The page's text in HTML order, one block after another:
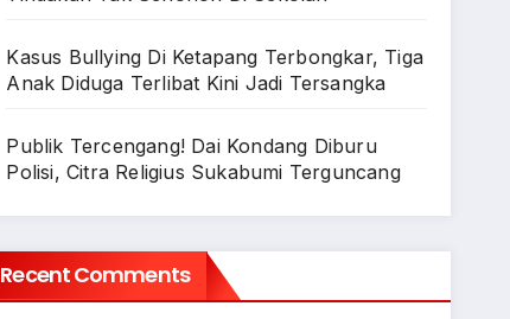
Kasus Bullying Di Ketapang Terbongkar, Tiga
Anak Diduga Terlibat Kini Jadi Tersangka
Publik Tercengang! Dai Kondang Diburu
Polisi, Citra Religius Sukabumi Terguncang
Recent Comments